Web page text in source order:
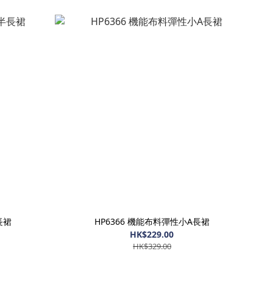
裙
HP6366 機能布料彈性小A長裙
HK$229.00
HK$329.00